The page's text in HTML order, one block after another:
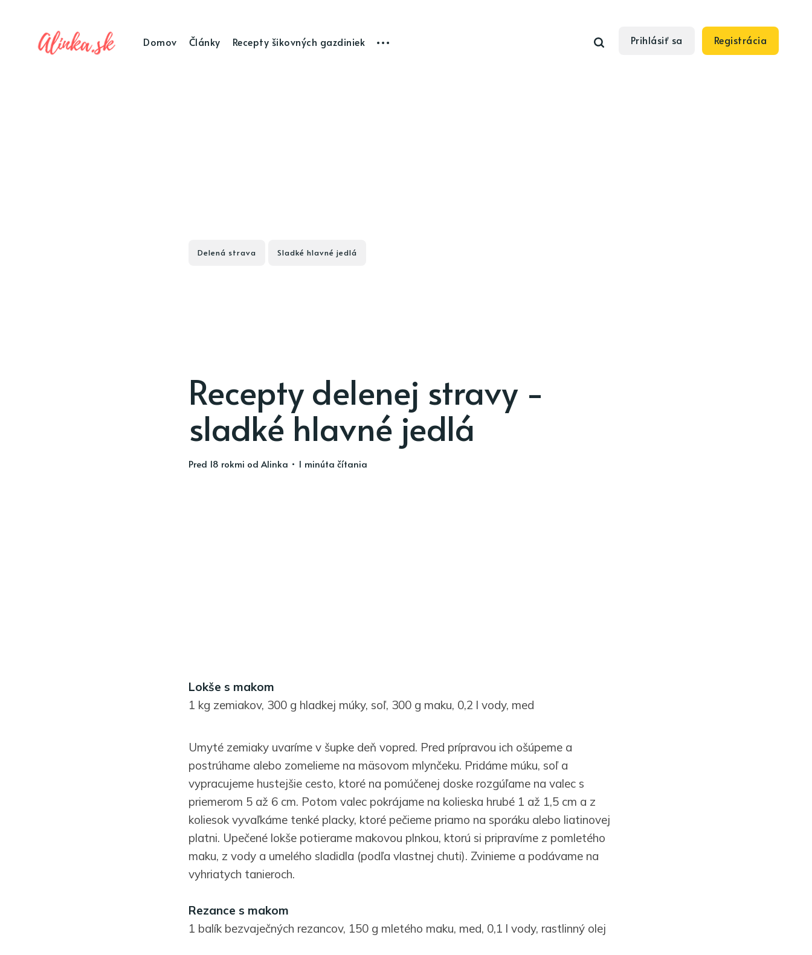
Domov Články Recepty šikovných gazdiniek Prihlásiť sa Registrácia
Delená strava Sladké hlavné jedlá
Recepty delenej stravy -
sladké hlavné jedlá
pred 18 rokmi od Alinka • 1 minúta čítania
Lokše s makom
1 kg zemiakov, 300 g hladkej múky, soľ, 300 g maku, 0,2 l vody, med
Umyté zemiaky uvaríme v šupke deň vopred. Pred prípravou ich ošúpeme a
postrúhame alebo zomelieme na mäsovom mlynčeku. Pridáme múku, soľ a
vypracujeme hustejšie cesto, ktoré na pomúčenej doske rozgúľame na valec s
priemerom 5 až 6 cm. Potom valec pokrájame na kolieska hrubé 1 až 1,5 cm a z
koliesok vyvaľkáme tenké placky, ktoré pečieme priamo na sporáku alebo liatinovej
platni. Upečené lokše potierame makovou plnkou, ktorú si pripravíme z pomletého
maku, z vody a umelého sladidla (podľa vlastnej chuti). Zvinieme a podávame na
vyhriatych tanieroch.
Rezance s makom
1 balík bezvaječných rezancov, 150 g mletého maku, med, 0,1 l vody, rastlinný olej